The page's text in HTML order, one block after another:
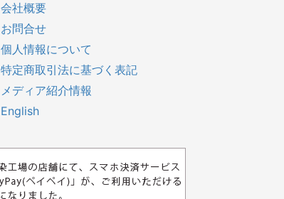
会社概要
お問合せ
個人情報について
特定商取引法に基づく表記
メディア紹介情報
English